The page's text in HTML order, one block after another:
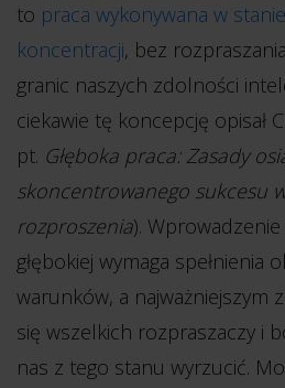
to praca wykonywana w
koncentracji, bez
granic naszych zdolności
ciekawie tę koncepcję opisał
pt. Głęboka praca: Zasady
skoncentrowanego sukcesu
rozproszenia).
głębokiej wymaga spełnienia
warunków, a najważniejszym
się wszelkich rozpraszaczy i
nas z tego stanu wyrzucić.